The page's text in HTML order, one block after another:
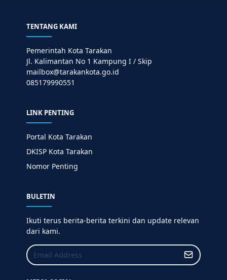
TENTANG KAMI
Pemerintah Kota Tarakan
Jl. Kalimantan No 1 Kampung I / Skip
mailbox@tarakankota.go.id
085179990551
LINK PENTING
Portal Kota Tarakan
DKISP Kota Tarakan
Nomor Penting
BULETIN
Ikuti terus berita-berita terkini dan update relevan
dari kami.